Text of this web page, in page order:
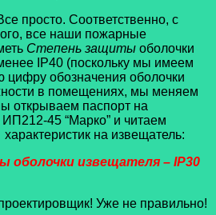
просто. Соответственно, с
все наши пожарные
Степень защиты оболочки
IP40 (поскольку мы имеем
цифру обозначения оболочки
в помещениях, мы меняем
открываем паспорт на
45 “Марко” и читаем
на извещатель:
оболочки извещателя – IP30
Уже не правильно!